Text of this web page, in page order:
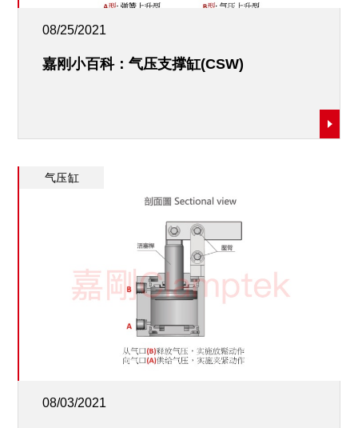
08/25/2021
嘉刚小百科：气压支撑缸(CSW)
气压缸
08/03/2021